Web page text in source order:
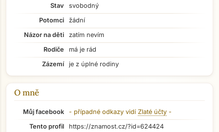
Stav
svobodný
Potomci
žádní
Názor na děti
zatím nevím
Rodiče
má je rád
Zázemí
je z úplné rodiny
O mně
Můj facebook - případné odkazy vidí Zlaté účty -
Tento profil
https://znamost.cz/?id=624424